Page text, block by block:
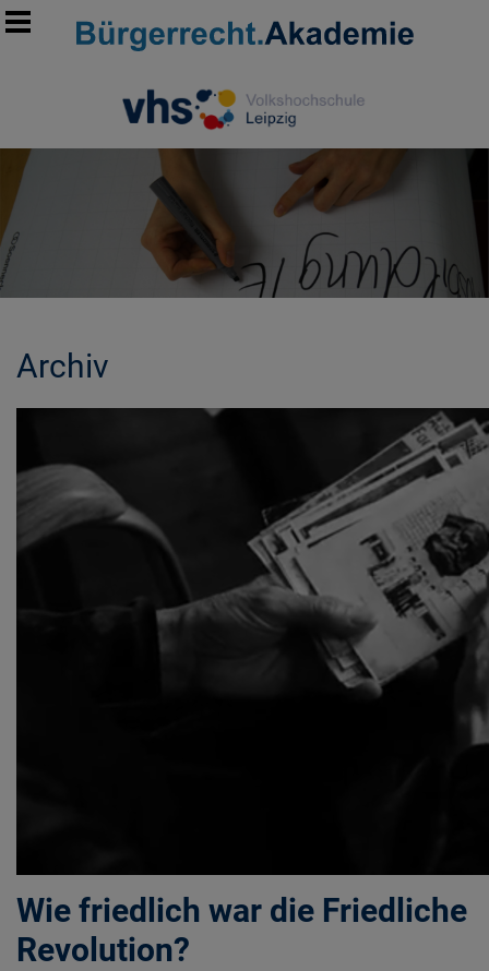
MORE INFORMATION
Archiv
Wie friedlich war die Friedliche
Revolution?